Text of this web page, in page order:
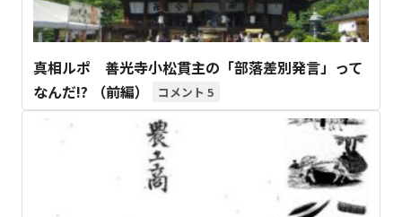
真相ルポ 善光寺小松貫主の「部落差別発言」って
なんだ!? （前編）
5